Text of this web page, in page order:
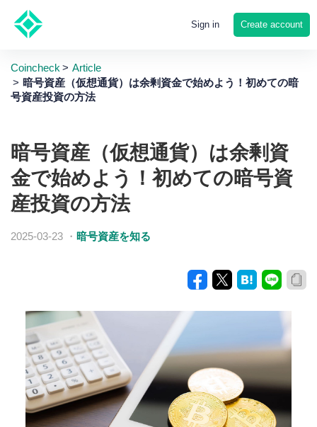
Sign in Create account
Coincheck
Article
暗号資産（仮想通貨）は余剰資金で始めよう！初めての暗
号資産投資の方法
暗号資産（仮想通貨）は余剰資
金で始めよう！初めての暗号資
産投資の方法
2025-03-23 ・ 暗号資産を知る